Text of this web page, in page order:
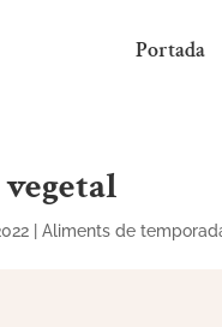
Portada
|Aliments de